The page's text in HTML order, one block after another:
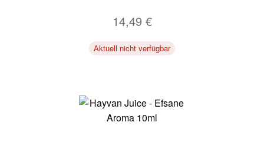
14,49 €
Aktuell nicht verfügbar